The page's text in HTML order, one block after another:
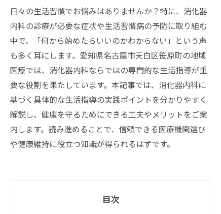
日々の生活習慣でお悩みはありませんか？特に、消化器
内科の診療が必要な症状や生活習慣病の予防に取り組む
中で、「何から始めたらいいのかわからない」という声
も多く耳にします。愛知県名古屋市天白区笹原町の地域
医療では、消化器内科ならではの専門的な生活指導が重
要な役割を果たしています。本記事では、消化器内科に
基づく具体的な生活指導の実践ポイントを分かりやすく
解説し、健康を守るためにできる工夫やメリットをご案
内します。読み進めることで、信頼できる医療機関選び
や健康維持に役立つ知識が得られるはずです。
目次